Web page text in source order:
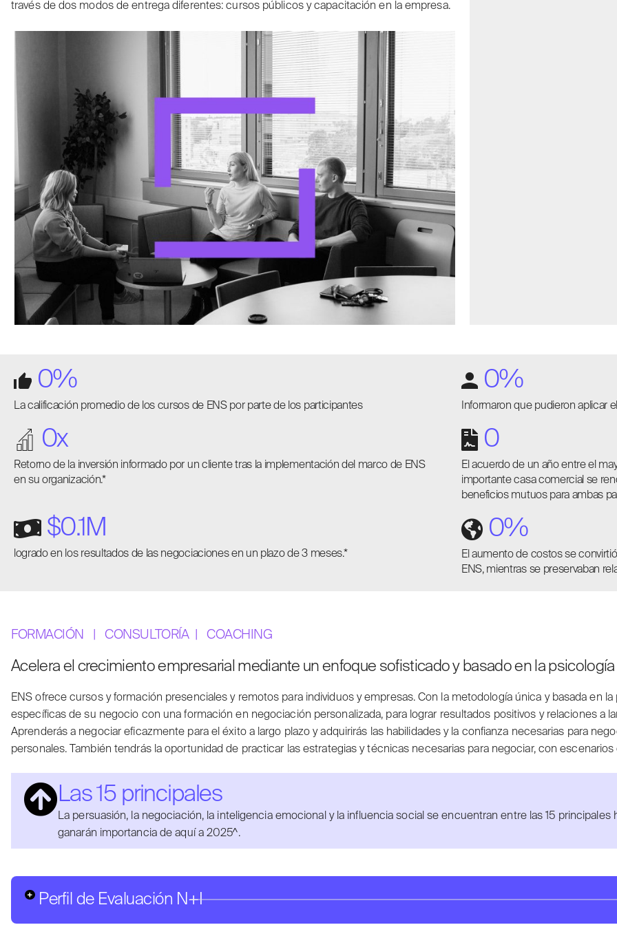
través de dos modos de entrega diferentes: cursos públicos y capacitación en la empresa.
0%
La calificación promedio de los cursos de ENS por parte de los participantes
0x
Retorno de la inversión informado por un cliente tras la implementación del marco de ENS
en su organización.*
$0.1M
logrado en los resultados de las negociaciones en un plazo de 3 meses.*
0%
Informaron que pudieron aplicar
0
El acuerdo de un año entre el
importante casa comercial se
beneficios mutuos para ambas
0%
El aumento de costos se
ENS, mientras se preservaban
FORMACIÓN |CONSULTORÍA| COACHING
Acelera el crecimiento empresarial mediante un enfoque sofisticado y basado en la
ENS ofrece cursos y formación presenciales y remotos para individuos y empresas. Con la metodología única y basada en
específicas de su negocio con una formación en negociación personalizada, para lograr resultados positivos y relaciones a
Aprenderás a negociar eficazmente para el éxito a largo plazo y adquirirás las habilidades y la confianza necesarias para
personales. También tendrás la oportunidad de practicar las estrategias y técnicas necesarias para negociar, con escenarios
Las 15 principales
La persuasión, la negociación, la inteligencia emocional y la influencia social se encuentran entre las 15
ganarán importancia de aquí a 2025^.
Perfil de Evaluación N+I